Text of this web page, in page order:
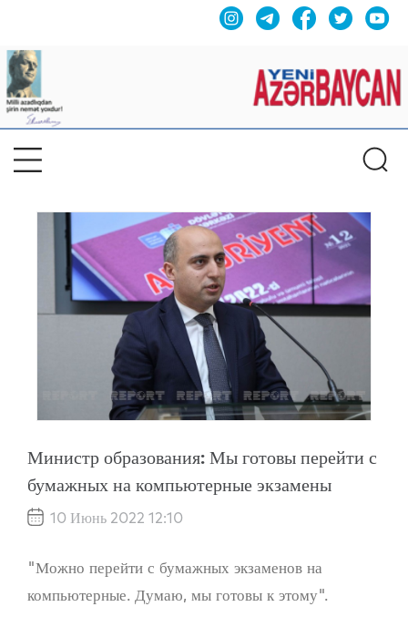
Министр образования: Мы готовы перейти с
бумажных на компьютерные экзамены
10 Июнь 2022 12:10
"Можно перейти с бумажных экзаменов на
компьютерные. Думаю, мы готовы к этому".